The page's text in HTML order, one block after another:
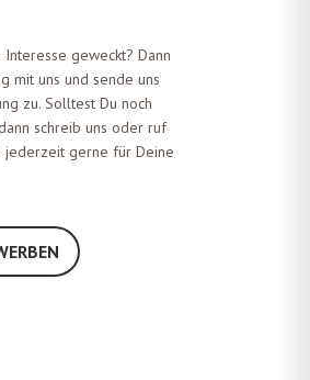
geweckt? Dann
mit uns und sende uns
zu. Solltest Du noch
schreib uns oder ruf
jederzeit gerne für Deine